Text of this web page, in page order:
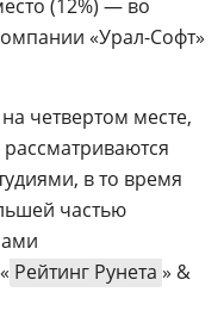
(12%) — во
«Урал-Софт»
четвертом месте,
в то время
частью
Рейтинг Рунета » &